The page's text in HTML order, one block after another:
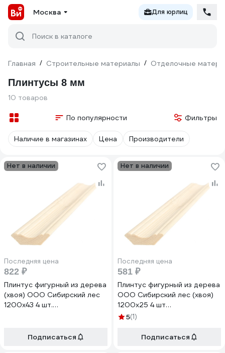
Москва Для юрлиц
Поиск в каталоге
Главная / Строительные материалы / Отделочные
Плинтусы 8 мм
10 товаров
По популярности Фильтры
Наличие в магазинах Цена Производители
Нет в наличии
Последняя цена
822 ₽
Плинтус фигурный из дерева
(хвоя) ООО Сибирский лес
1200x43 4 шт.
Подписаться
Нет в наличии
Последняя цена
581 ₽
Плинтус фигурный из дерева
ООО Сибирский лес (хвоя)
1200x25 4 шт
4656760335195
5(1)
Подписаться